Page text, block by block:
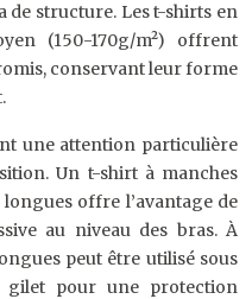
de structure. Les t-shirts en
(150-170g/m²) offrent
conservant leur forme
une attention particulière
Un t-shirt à manches
offre l’avantage de
au niveau des bras. À
peut être utilisé sous
pour une protection